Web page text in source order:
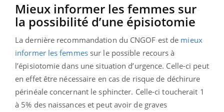
Mieux informer les femmes sur
la possibilité d’une épisiotomie
La dernière recommandation du CNGOF est de mieux
informer les femmessur le possible recours à
l’épisiotomie dans une situation d’urgence. Celle-ci peut
en effet être nécessaire en cas de risque de déchirure
périnéale concernant le sphincter. Celle-ci toucherait 1
à 5% des naissances et peut avoir de graves